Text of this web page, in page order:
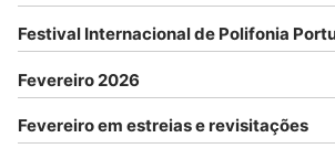
Festival Internacional de Polifonia
Fevereiro 2026
Fevereiro em estreias e revisitações